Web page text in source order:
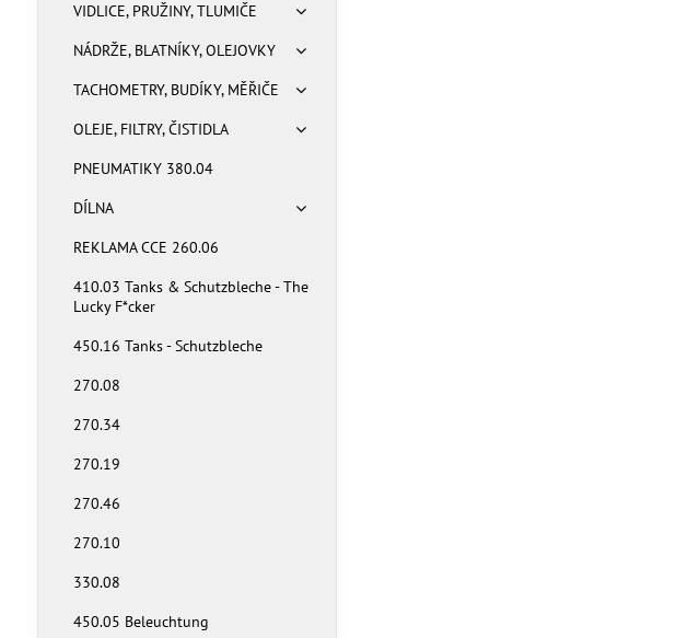
VIDLICE, PRUŽINY, TLUMIČE
NÁDRŽE, BLATNÍKY, OLEJOVKY
TACHOMETRY, BUDÍKY, MĚŘIČE
OLEJE, FILTRY, ČISTIDLA
PNEUMATIKY 380.04
DÍLNA
REKLAMA CCE 260.06
410.03 Tanks & Schutzbleche - The
Lucky F*cker
450.16 Tanks - Schutzbleche
270.08
270.34
270.19
270.46
270.10
330.08
450.05 Beleuchtung